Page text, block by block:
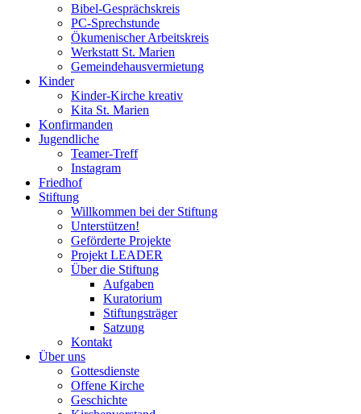
Bibel-Gesprächskreis
PC-Sprechstunde
Ökumenischer Arbeitskreis
Werkstatt St. Marien
Gemeindehausvermietung
Kinder
Kinder-Kirche kreativ
Kita St. Marien
Konfirmanden
Jugendliche
Teamer-Treff
Instagram
Friedhof
Stiftung
Willkommen bei der Stiftung
Unterstützen!
Geförderte Projekte
Projekt LEADER
Über die Stiftung
Aufgaben
Kuratorium
Stiftungsträger
Satzung
Kontakt
Über uns
Gottesdienste
Offene Kirche
Geschichte